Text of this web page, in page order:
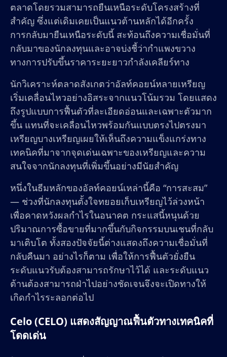
ตลาดโดยรวมสามารถยืนเหนือระดับโครงสร้างที่
สำคัญ ซึ่งแต่เดิมเคยเป็นแนวต้านหลักได้อีกครั้ง
การกลับมายืนเหนือระดับนี้ สะท้อนถึงความเชื่อมั่นที่
กลับมาของนักลงทุนและอาจบ่งชี้ว่ากำแพงขวาง
ทางการปรับขึ้นราคาระยะยาวกำลังเคลียร์ทาง
นักวิเคราะห์ตลาดสังเกตว่าอัลท์คอยน์หลายเหรียญ
เริ่มเคลื่อนไหวอย่างอิสระจากแนวโน้มรวม โดยแสดง
ถึงรูปแบบการฟื้นตัวที่ละเอียดอ่อนและเฉพาะตัวมาก
ขึ้น แทนที่จะเคลื่อนไหวพร้อมกันแบบตรงไปตรงมา
เหรียญบางเหรียญเผยให้เห็นถึงความแข็งแกร่งทาง
เทคนิคที่มาจากจุดเด่นเฉพาะของเหรียญและความ
สนใจจากนักลงทุนที่เพิ่มขึ้นอย่างมีนัยสำคัญ
หนึ่งในธีมหลักของอัลท์คอยน์เหล่านี้คือ “การสะสม”
— ช่วงที่นักลงทุนตั้งใจทยอยเก็บเหรียญไว้ล่วงหน้า
เพื่อคาดหวังผลกำไรในอนาคต กระแสนี้หนุนด้วย
ปริมาณการซื้อขายที่มากขึ้นกับกิจกรรมบนเชนที่กลับ
มาเติบโต ทั้งสองปัจจัยนี้ต่างแสดงถึงความเชื่อมั่นที่
กลับคืนมา อย่างไรก็ตาม เพื่อให้การฟื้นตัวยั่งยืน
ระดับแนวรับต้องสามารถรักษาไว้ได้ และระดับแนว
ต้านต้องสามารถฝ่าไปอย่างชัดเจนจึงจะเปิดทางให้
เกิดกำไรระลอกต่อไป
Celo (CELO) แสดงสัญญาณฟื้นตัวทางเทคนิคที่
โดดเด่น